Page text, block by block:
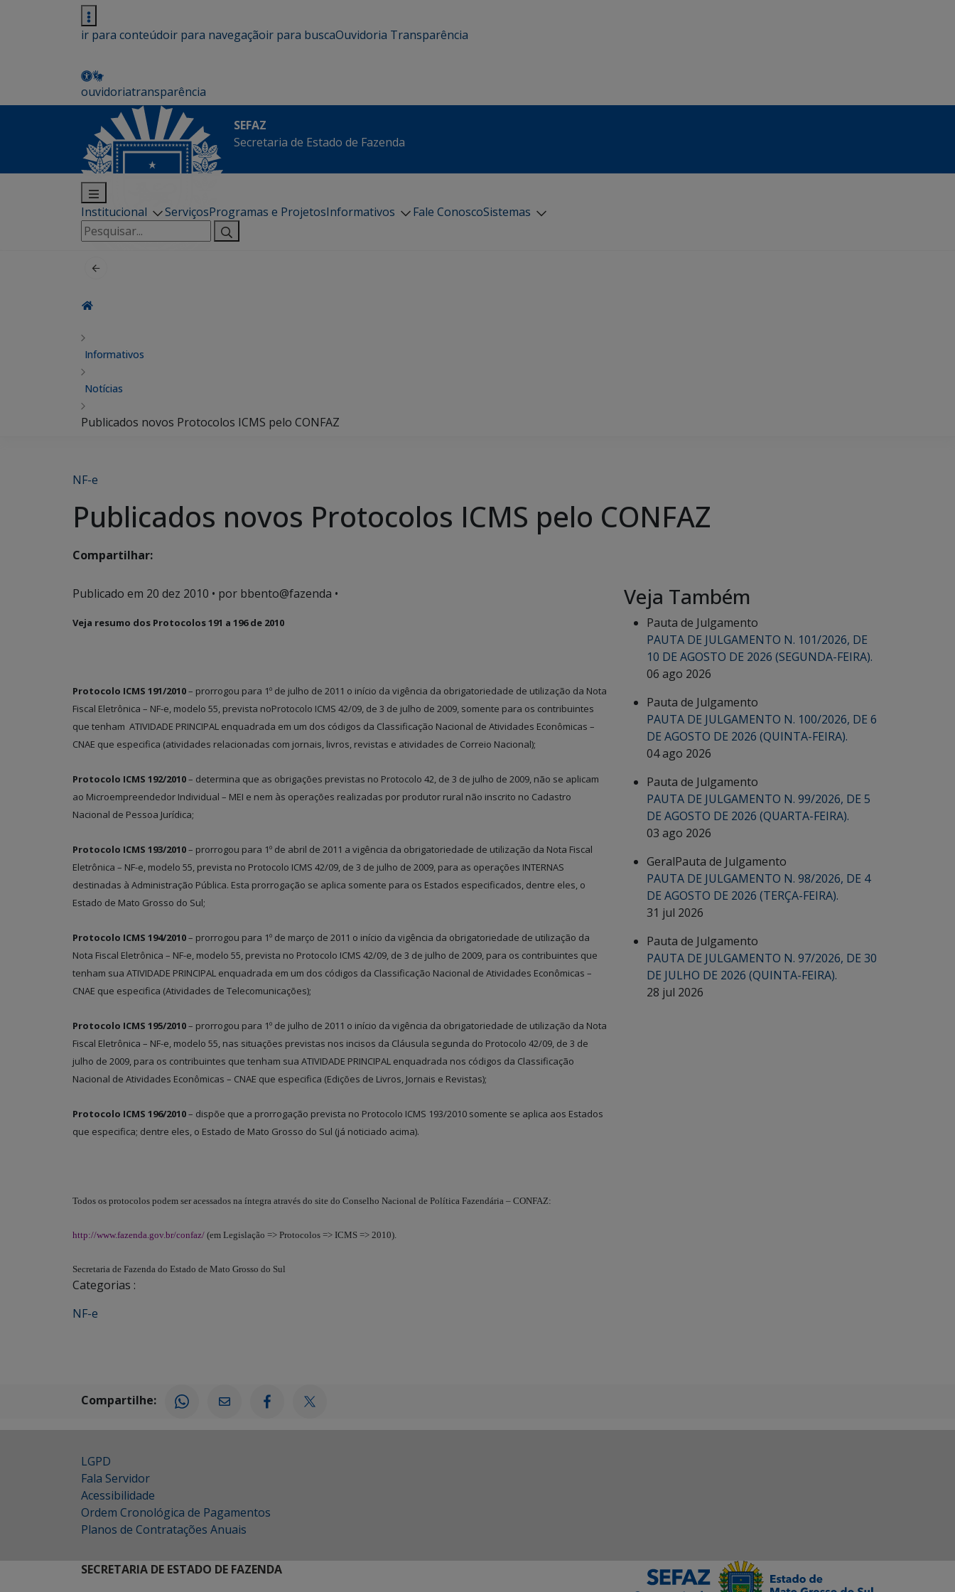
ir para conteúdoir para navegaçãoir para buscaOuvidoria Transparência
ouvidoriatransparência
SEFAZ
Secretaria de Estado de Fazenda
Institucional ServiçosProgramas e ProjetosInformativos Fale ConoscoSistemas
Pesquisar
por:
Informativos
Notícias
Publicados novos Protocolos ICMS pelo CONFAZ
NF-e
Publicados novos Protocolos ICMS pelo CONFAZ
Compartilhar:
Publicado em 20 dez 2010 • por bbento@fazenda •
Veja resumo dos Protocolos 191 a 196 de 2010
Protocolo ICMS 191/2010– prorrogou para 1º de julho de 2011 o início da vigência da obrigatoriedade de utilização da Nota
Fiscal Eletrônica – NF-e, modelo 55, prevista noProtocolo ICMS 42/09, de 3 de julho de 2009, somente para os contribuintes
que tenham ATIVIDADE PRINCIPAL enquadrada em um dos códigos da Classificação Nacional de Atividades Econômicas –
CNAE que especifica (atividades relacionadas com jornais, livros, revistas e atividades de Correio Nacional);
Protocolo ICMS 192/2010– determina que as obrigações previstas no Protocolo 42, de 3 de julho de 2009, não se aplicam
ao Microempreendedor Individual – MEI e nem às operações realizadas por produtor rural não inscrito no Cadastro
Nacional de Pessoa Jurídica;
Protocolo ICMS 193/2010– prorrogou para 1º de abril de 2011 a vigência da obrigatoriedade de utilização da Nota Fiscal
Eletrônica – NF-e, modelo 55, prevista no Protocolo ICMS 42/09, de 3 de julho de 2009, para as operações INTERNAS
destinadas à Administração Pública. Esta prorrogação se aplica somente para os Estados especificados, dentre eles, o
Estado de Mato Grosso do Sul;
Protocolo ICMS 194/2010– prorrogou para 1º de março de 2011 o início da vigência da obrigatoriedade de utilização da
Nota Fiscal Eletrônica – NF-e, modelo 55, prevista no Protocolo ICMS 42/09, de 3 de julho de 2009, para os contribuintes que
tenham sua ATIVIDADE PRINCIPAL enquadrada em um dos códigos da Classificação Nacional de Atividades Econômicas –
CNAE que especifica (Atividades de Telecomunicações);
Protocolo ICMS 195/2010– prorrogou para 1º de julho de 2011 o início da vigência da obrigatoriedade de utilização da Nota
Fiscal Eletrônica – NF-e, modelo 55, nas situações previstas nos incisos da Cláusula segunda do Protocolo 42/09, de 3 de
julho de 2009, para os contribuintes que tenham sua ATIVIDADE PRINCIPAL enquadrada nos códigos da Classificação
Nacional de Atividades Econômicas – CNAE que especifica (Edições de Livros, Jornais e Revistas);
Protocolo ICMS 196/2010– dispõe que a prorrogação prevista no Protocolo ICMS 193/2010 somente se aplica aos Estados
que especifica; dentre eles, o Estado de Mato Grosso do Sul (já noticiado acima).
Todos os protocolos podem ser acessados na íntegra através do site do Conselho Nacional de Política Fazendária – CONFAZ:
http://www.fazenda.gov.br/confaz/ (em Legislação => Protocolos => ICMS => 2010).
Secretaria de Fazenda do Estado de Mato Grosso do Sul
Categorias :
NF-e
Veja Também
Pauta de Julgamento
PAUTA DE JULGAMENTO N. 101/2026, DE
10 DE AGOSTO DE 2026 (SEGUNDA-FEIRA).
06 ago 2026
Pauta de Julgamento
PAUTA DE JULGAMENTO N. 100/2026, DE 6
DE AGOSTO DE 2026 (QUINTA-FEIRA).
04 ago 2026
Pauta de Julgamento
PAUTA DE JULGAMENTO N. 99/2026, DE 5
DE AGOSTO DE 2026 (QUARTA-FEIRA).
03 ago 2026
GeralPauta de Julgamento
PAUTA DE JULGAMENTO N. 98/2026, DE 4
DE AGOSTO DE 2026 (TERÇA-FEIRA).
31 jul 2026
Pauta de Julgamento
PAUTA DE JULGAMENTO N. 97/2026, DE 30
DE JULHO DE 2026 (QUINTA-FEIRA).
28 jul 2026
Compartilhe:
LGPD
Fala Servidor
Acessibilidade
Ordem Cronológica de Pagamentos
Planos de Contratações Anuais
SECRETARIA DE ESTADO DE FAZENDA